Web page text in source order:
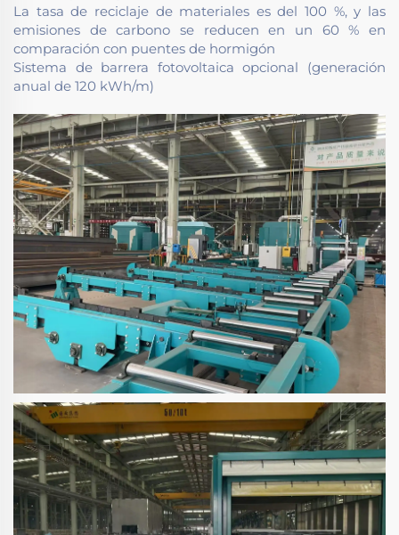
La tasa de reciclaje de materiales es del 100 %, y las
emisiones de carbono se reducen en un 60 % en
comparación con puentes de hormigón
Sistema de barrera fotovoltaica opcional (generación
anual de 120 kWh/m)